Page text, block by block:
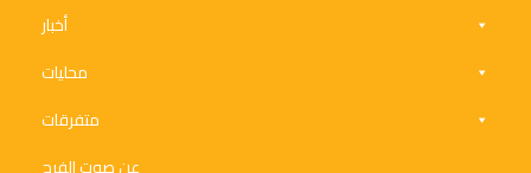
أخبار
محليات
متفرقات